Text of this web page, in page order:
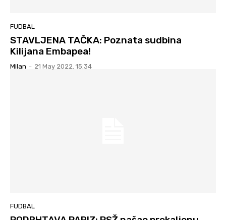
FUDBAL
STAVLJENA TAČKA: Poznata sudbina
Kilijana Embapea!
Milan - 21 May 2022. 15:34
FUDBAL